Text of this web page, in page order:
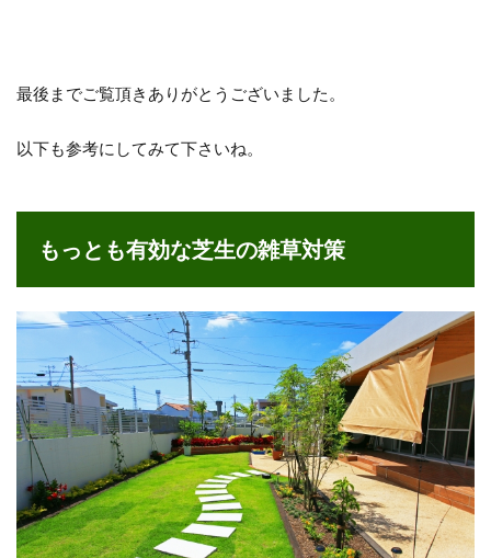
最後までご覧頂きありがとうございました。
以下も参考にしてみて下さいね。
もっとも有効な芝生の雑草対策